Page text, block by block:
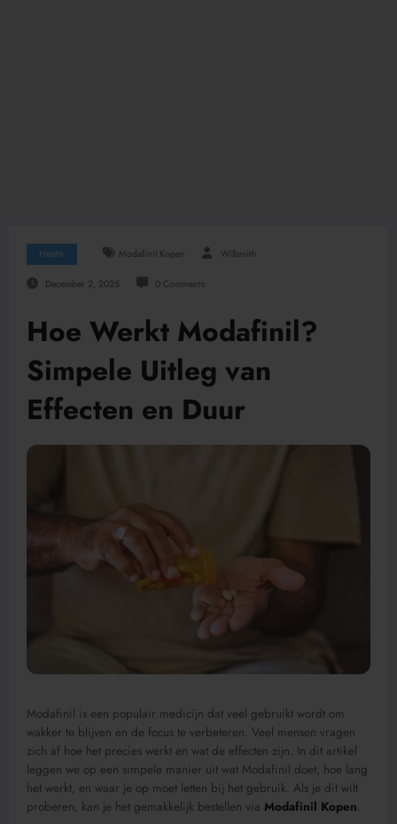
Health Modafinil Kopen Willsmith
December 2, 2025 0 Comments
Hoe Werkt Modafinil?
Simpele Uitleg van
Effecten en Duur
Modafinil is een populair medicijn dat veel gebruikt wordt om
wakker te blijven en de focus te verbeteren. Veel mensen vragen
zich af hoe het precies werkt en wat de effecten zijn. In dit artikel
leggen we op een simpele manier uit wat Modafinil doet, hoe lang
het werkt, en waar je op moet letten bij het gebruik. Als je dit wilt
proberen, kan je het gemakkelijk bestellen via Modafinil Kopen